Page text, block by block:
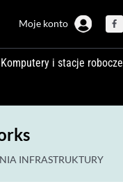
Moje konto
Komputery i stacje robocze
INFRASTRUKTURY